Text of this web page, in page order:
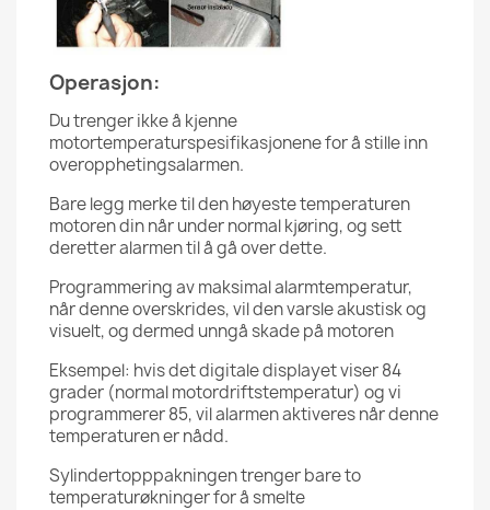
Operasjon:
Du trenger ikke å kjenne
motortemperaturspesifikasjonene for å stille inn
overopphetingsalarmen.
Bare legg merke til den høyeste temperaturen
motoren din når under normal kjøring, og sett
deretter alarmen til å gå over dette.
Programmering av maksimal alarmtemperatur,
når denne overskrides, vil den varsle akustisk og
visuelt, og dermed unngå skade på motoren
Eksempel: hvis det digitale displayet viser 84
grader (normal motordriftstemperatur) og vi
programmerer 85, vil alarmen aktiveres når denne
temperaturen er nådd.
Sylindertopppakningen trenger bare to
temperaturøkninger for å smelte